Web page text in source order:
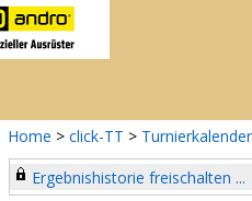
Home > click-TT > Turnierkalender
Ergebnishistorie freischalten ...